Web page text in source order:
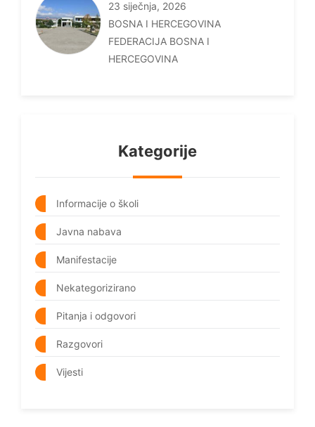
23 siječnja, 2026
BOSNA I HERCEGOVINA
FEDERACIJA BOSNA I
HERCEGOVINA
Kategorije
Informacije o školi
Javna nabava
Manifestacije
Nekategorizirano
Pitanja i odgovori
Razgovori
Vijesti